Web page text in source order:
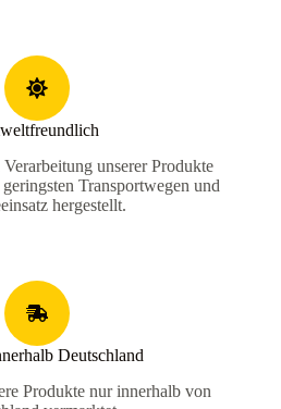
unserer Produkte
Transportwegen und
hergestellt.
Deutschland
Produkte nur innerhalb von